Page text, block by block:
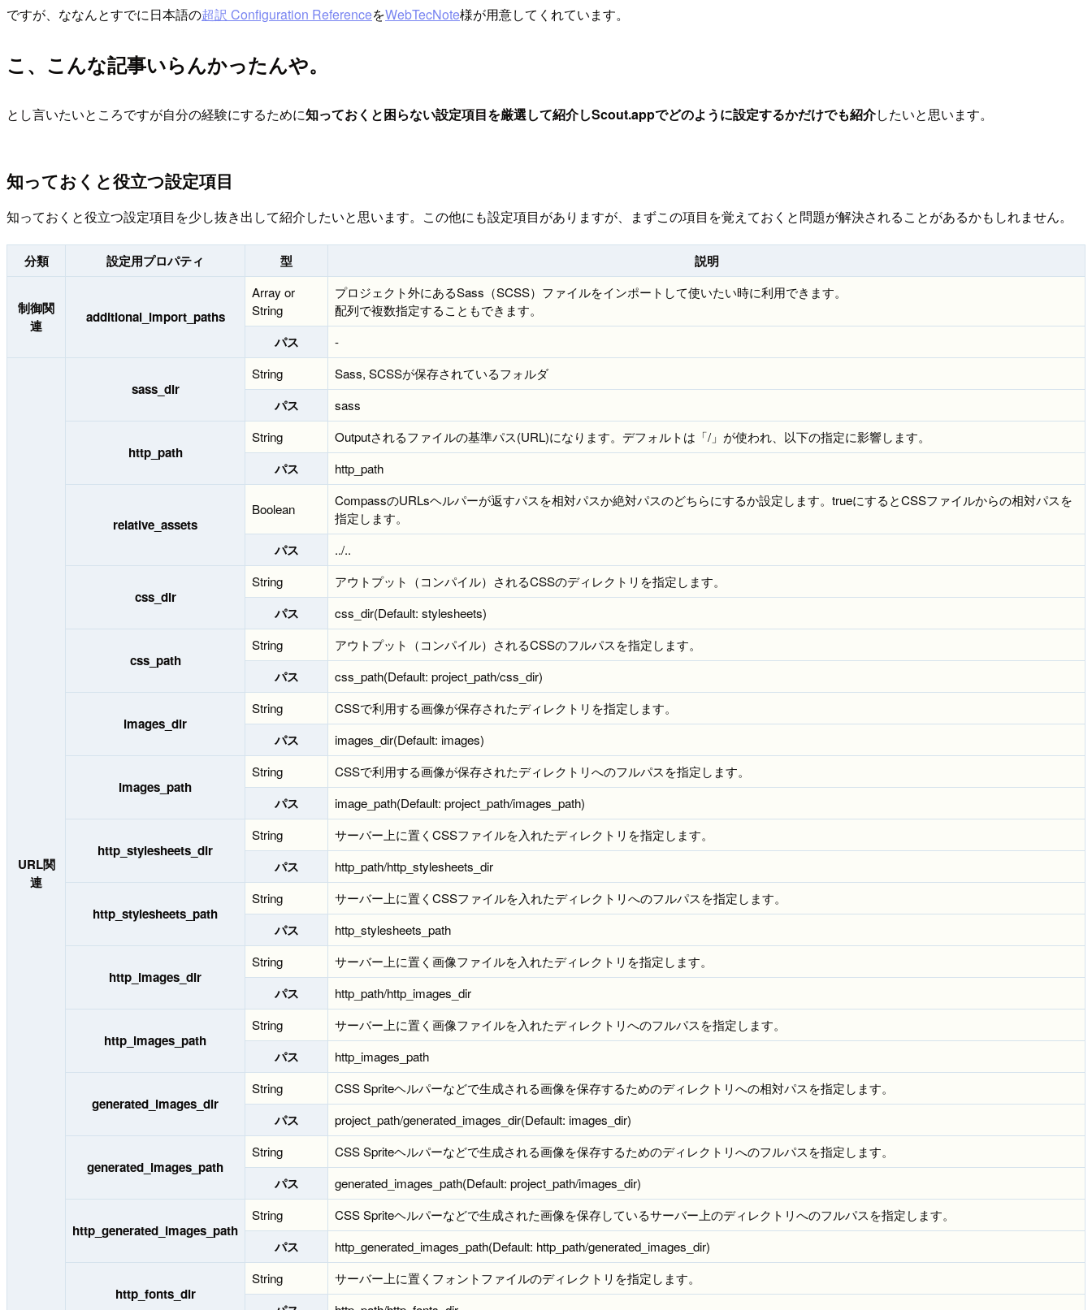
ですが、ななんとすでに日本語の超訳 Configuration ReferenceをWebTecNote様が用意してくれています。
こ、こんな記事いらんかったんや。
とし言いたいところですが自分の経験にするために知っておくと困らない設定項目を厳選して紹介しScout.appでどのように設定するかだけでも紹介したいと思います。
知っておくと役立つ設定項目
知っておくと役立つ設定項目を少し抜き出して紹介したいと思います。この他にも設定項目がありますが、まずこの項目を覚えておくと問題が解決されることがあるかもしれません。
分類 設定用プロパティ 型 説明
制御関
連
additional_import_paths
Array or
String
プロジェクト外にあるSass（SCSS）ファイルをインポートして使いたい時に利用できます。
配列で複数指定することもできます。
パス -
URL関
連
sass_dir
String Sass, SCSSが保存されているフォルダ
パス sass
http_path
String Outputされるファイルの基準パス(URL)になります。デフォルトは「/」が使われ、以下の指定に影響します。
パス http_path
relative_assets
Boolean
CompassのURLsヘルパーが返すパスを相対パスか絶対パスのどちらにするか設定します。trueにするとCSSファイルからの相対パスを
指定します。
パス ../..
css_dir
String アウトプット（コンパイル）されるCSSのディレクトリを指定します。
パス css_dir(Default: stylesheets)
css_path
String アウトプット（コンパイル）されるCSSのフルパスを指定します。
パス css_path(Default: project_path/css_dir)
images_dir
String CSSで利用する画像が保存されたディレクトリを指定します。
パス images_dir(Default: images)
images_path
String CSSで利用する画像が保存されたディレクトリへのフルパスを指定します。
パス image_path(Default: project_path/images_path)
http_stylesheets_dir
String サーバー上に置くCSSファイルを入れたディレクトリを指定します。
パス http_path/http_stylesheets_dir
http_stylesheets_path
String サーバー上に置くCSSファイルを入れたディレクトリへのフルパスを指定します。
パス http_stylesheets_path
http_images_dir
String サーバー上に置く画像ファイルを入れたディレクトリを指定します。
パス http_path/http_images_dir
http_images_path
String サーバー上に置く画像ファイルを入れたディレクトリへのフルパスを指定します。
パス http_images_path
generated_images_dir
String CSS Spriteヘルパーなどで生成される画像を保存するためのディレクトリへの相対パスを指定します。
パス project_path/generated_images_dir(Default: images_dir)
generated_images_path
String CSS Spriteヘルパーなどで生成される画像を保存するためのディレクトリへのフルパスを指定します。
パス generated_images_path(Default: project_path/images_dir)
http_generated_images_path
String CSS Spriteヘルパーなどで生成された画像を保存しているサーバー上のディレクトリへのフルパスを指定します。
パス http_generated_images_path(Default: http_path/generated_images_dir)
http_fonts_dir
String サーバー上に置くフォントファイルのディレクトリを指定します。